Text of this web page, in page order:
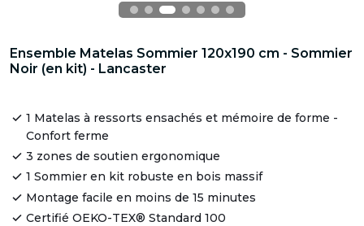
Ensemble Matelas Sommier 120x190 cm - Sommier
Noir (en kit) - Lancaster
1 Matelas à ressorts ensachés et mémoire de forme -
Confort ferme
3 zones de soutien ergonomique
1 Sommier en kit robuste en bois massif
Montage facile en moins de 15 minutes
Certifié OEKO-TEX® Standard 100